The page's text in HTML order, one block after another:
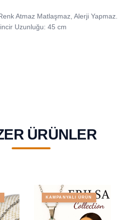
Atmaz Matlaşmaz, Alerji Yapmaz.
Uzunluğu: 45 cm
ÜRÜNLER
KAMPANYALI ÜRÜN